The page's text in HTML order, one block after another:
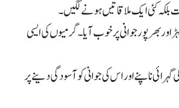
بلکہ کئی ایک ملاقاتیں ہونے لگیں۔
اور بھرپور جوانی پر خوب آیا۔ گرمیوں کی ایسی
ناپنے اور اس کی جوانی کو آسودگی دینے پر